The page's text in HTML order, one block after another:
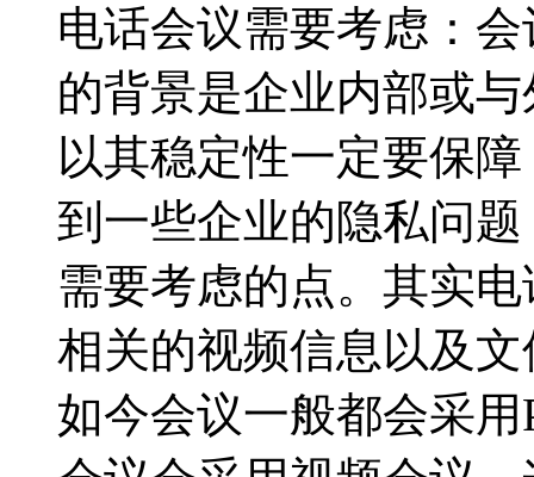
电话会议需要考虑：
的背景是企业内部或
以其稳定性一定要保
到一些企业的隐私问
需要考虑的点。其实
相关的视频信息以及
如今会议一般都会采